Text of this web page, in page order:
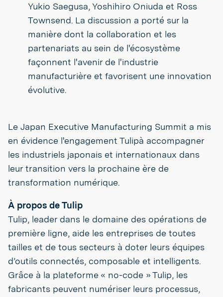
Yukio Saegusa, Yoshihiro Oniuda et Ross
Townsend. La discussion a porté sur la
manière dont la collaboration et les
partenariats au sein de l'écosystème
façonnent l'avenir de l'industrie
manufacturière et favorisent une innovation
évolutive.
Le Japan Executive Manufacturing Summit a mis
en évidence l'engagement Tulipà accompagner
les industriels japonais et internationaux dans
leur transition vers la prochaine ère de
transformation numérique.
À propos de Tulip
Tulip, leader dans le domaine des opérations de
première ligne, aide les entreprises de toutes
tailles et de tous secteurs à doter leurs équipes
d’outils connectés, composable et intelligents.
Grâce à la plateforme « no-code » Tulip, les
fabricants peuvent numériser leurs processus,